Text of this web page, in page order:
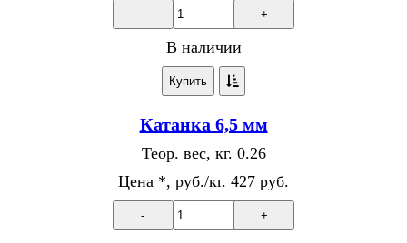
- +
В наличии
Купить
Катанка 6,5 мм
Теор. вес, кг. 0.26
Цена *, руб./кг. 427 руб.
- +